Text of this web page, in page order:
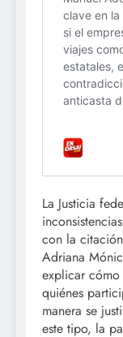
La Justicia
con la
Adriana
explicar
quiénes
manera se
este tipo, la